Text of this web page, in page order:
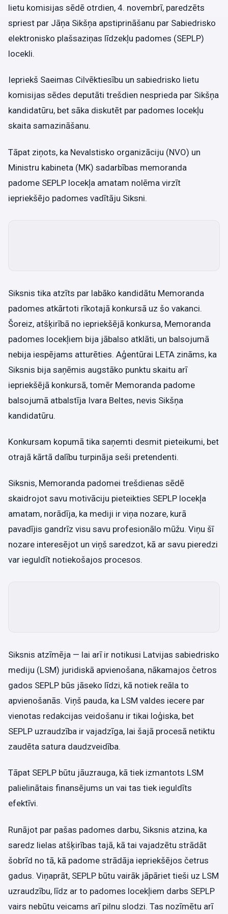
lietu komisijas sēdē otrdien, 4. novembrī, paredzēts
spriest par Jāņa Sikšņa apstiprināšanu par Sabiedrisko
elektronisko plašsaziņas līdzekļu padomes (SEPLP)
locekli.
Iepriekš Saeimas Cilvēktiesību un sabiedrisko lietu
komisijas sēdes deputāti trešdien nesprieda par Sikšņa
kandidatūru, bet sāka diskutēt par padomes locekļu
skaita samazināšanu.
Tāpat ziņots, ka Nevalstisko organizāciju (NVO) un
Ministru kabineta (MK) sadarbības memoranda
padome SEPLP locekļa amatam nolēma virzīt
iepriekšējo padomes vadītāju Siksni.
Siksnis tika atzīts par labāko kandidātu Memoranda
padomes atkārtoti rīkotajā konkursā uz šo vakanci.
Šoreiz, atšķirībā no iepriekšējā konkursa, Memoranda
padomes locekļiem bija jābalso atklāti, un balsojumā
nebija iespējams atturēties. Aģentūrai LETA zināms, ka
Siksnis bija saņēmis augstāko punktu skaitu arī
iepriekšējā konkursā, tomēr Memoranda padome
balsojumā atbalstīja Ivara Beltes, nevis Sikšņa
kandidatūru.
Konkursam kopumā tika saņemti desmit pieteikumi, bet
otrajā kārtā dalību turpināja seši pretendenti.
Siksnis, Memoranda padomei trešdienas sēdē
skaidrojot savu motivāciju pieteikties SEPLP locekļa
amatam, norādīja, ka mediji ir viņa nozare, kurā
pavadījis gandrīz visu savu profesionālo mūžu. Viņu šī
nozare interesējot un viņš saredzot, kā ar savu pieredzi
var ieguldīt notiekošajos procesos.
Siksnis atzīmēja — lai arī ir notikusi Latvijas sabiedrisko
mediju (LSM) juridiskā apvienošana, nākamajos četros
gados SEPLP būs jāseko līdzi, kā notiek reāla to
apvienošanās. Viņš pauda, ka LSM valdes iecere par
vienotas redakcijas veidošanu ir tikai loģiska, bet
SEPLP uzraudzība ir vajadzīga, lai šajā procesā netiktu
zaudēta satura daudzveidība.
Tāpat SEPLP būtu jāuzrauga, kā tiek izmantots LSM
palielinātais finansējums un vai tas tiek ieguldīts
efektīvi.
Runājot par pašas padomes darbu, Siksnis atzina, ka
saredz lielas atšķirības tajā, kā tai vajadzētu strādāt
šobrīd no tā, kā padome strādāja iepriekšējos četrus
gadus. Viņaprāt, SEPLP būtu vairāk jāpāriet tieši uz LSM
uzraudzību, līdz ar to padomes locekļiem darbs SEPLP
vairs nebūtu veicams arī pilnu slodzi. Tas nozīmētu arī